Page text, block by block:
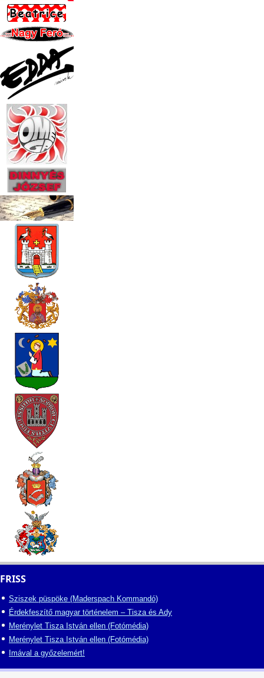
FRISS
Sziszek püspöke (Maderspach Kommandó)
Érdekfeszítő magyar történelem – Tisza és Ady
Merénylet Tisza István ellen (Fotómédia)
Merénylet Tisza István ellen (Fotómédia)
Imával a győzelemért!